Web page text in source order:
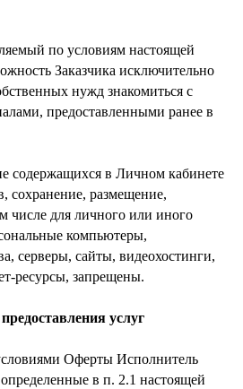
по условиям настоящей
Заказчика исключительно
нужд знакомиться с
предоставленными ранее в
содержащихся в Личном кабинете
сохранение, размещение,
числе для личного или иного
компьютеры,
серверы, сайты, видеохостинги,
ресурсы, запрещены.
услуг
Оферты Исполнитель
в п. 2.1 настоящей